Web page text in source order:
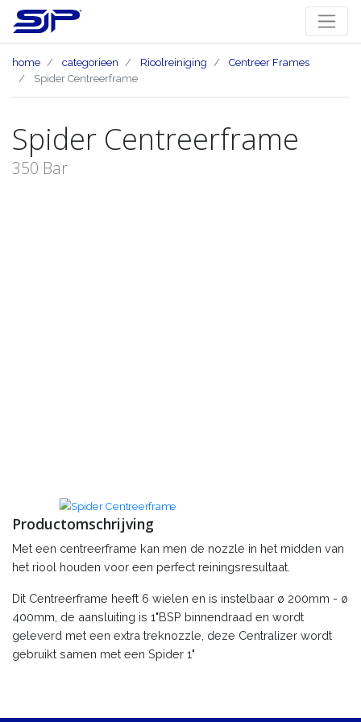
home categorieen Rioolreiniging
Centreer Frames
Spider Centreerframe
Spider Centreerframe
350 Bar
Productomschrijving
Met een centreerframe kan men de nozzle in het midden van
het riool houden voor een perfect reiningsresultaat.
Dit Centreerframe heeft 6 wielen en is instelbaar ø 200mm - ø
400mm, de aansluiting is 1"BSP binnendraad en wordt
geleverd met een extra treknozzle, deze Centralizer wordt
gebruikt samen met een Spider 1"